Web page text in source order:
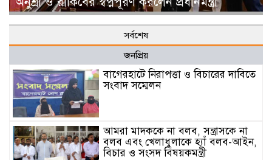
সর্বশেষ
জনপ্রিয়
বাগেরহাটে নিরাপত্তা ও বিচারের দাবিতে
সংবাদ সম্মেলন
আমরা মাদককে না বলব, সন্ত্রাসকে না
বলব এবং খেলাধুলাকে হ্যাঁ বলব-আইন,
বিচার ও সংসদ বিষয়কমন্ত্রী